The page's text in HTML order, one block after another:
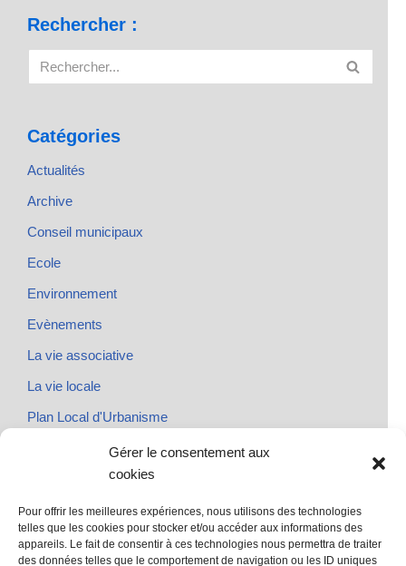
Gérer le consentement aux
cookies
Pour offrir les meilleures expériences, nous utilisons des technologies
telles que les cookies pour stocker et/ou accéder aux informations des
appareils. Le fait de consentir à ces technologies nous permettra de traiter
des données telles que le comportement de navigation ou les ID uniques
Rechercher :
Catégories
Actualités
Archive
Conseil municipaux
Ecole
Environnement
Evènements
La vie associative
La vie locale
Plan Local d'Urbanisme